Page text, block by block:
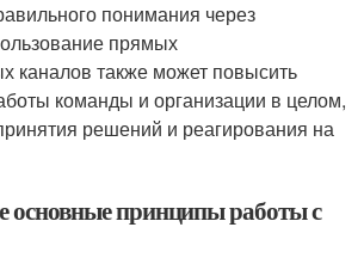
понимания через
прямых
каналов также может повысить
команды и организации в целом,
решений и реагирования на
основные принципы работы с